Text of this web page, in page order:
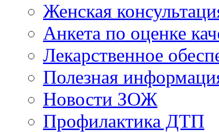
Женская
Анкета по оценке
Лекарственное
Полезная
Новости ЗОЖ
Профилактика ДТП